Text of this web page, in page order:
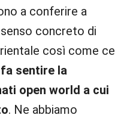
a conferire a
concreto di
così come ce
sentire la
open world a cui
. Ne abbiamo